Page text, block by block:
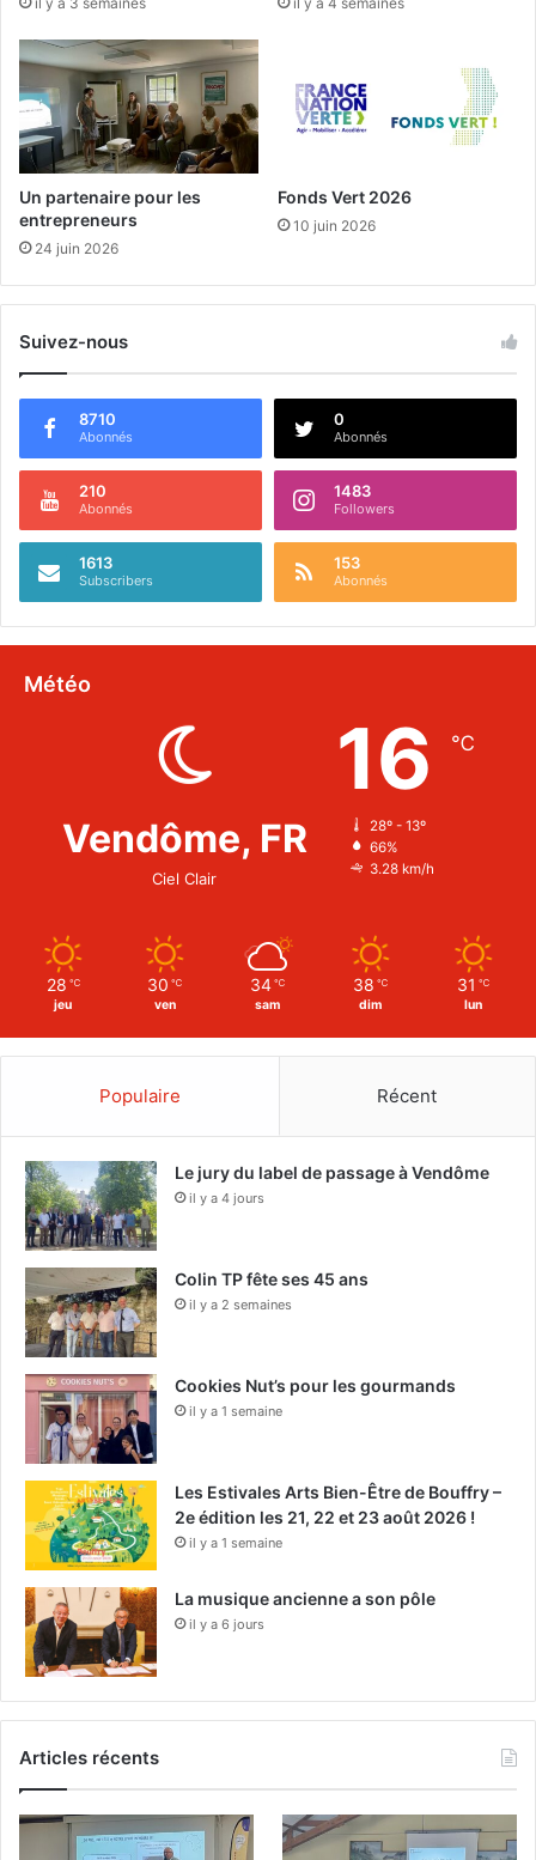
Un partenaire pour les
entrepreneurs
24 juin 2026
Fonds Vert 2026
10 juin 2026
Suivez-nous
8710
Abonnés
0
Abonnés
210
Abonnés
1483
Followers
1613
Subscribers
153
Abonnés
Météo
Vendôme, FR
Ciel Clair
16 ℃
28º - 13º
66%
3.28 km/h
28 ℃
jeu
30 ℃
ven
34 ℃
sam
38 ℃
dim
31 ℃
lun
Populaire Récent
Le jury du label de passage à Vendôme
il y a 4 jours
Colin TP fête ses 45 ans
il y a 2 semaines
Cookies Nut’s pour les gourmands
il y a 1 semaine
Les Estivales Arts Bien-Être de Bouffry –
2e édition les 21, 22 et 23 août 2026 !
il y a 1 semaine
La musique ancienne a son pôle
il y a 6 jours
Articles récents